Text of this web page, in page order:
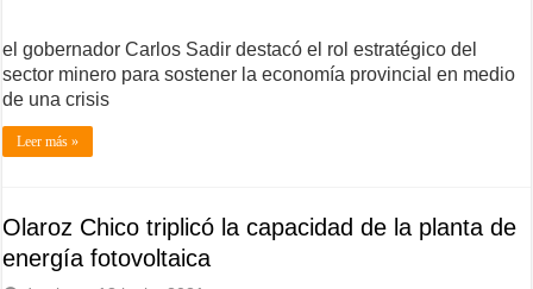
el gobernador Carlos Sadir destacó el rol estratégico del
sector minero para sostener la economía provincial en medio
de una crisis
Leer más »
Olaroz Chico triplicó la capacidad de la planta de
energía fotovoltaica